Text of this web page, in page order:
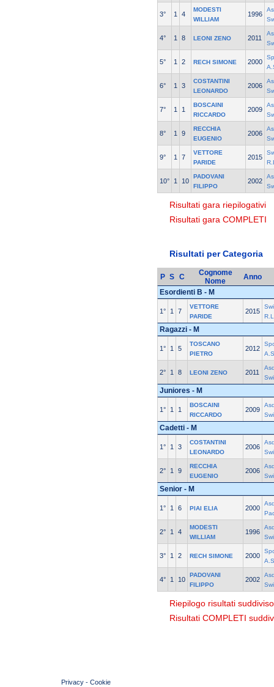
3° 1 4
MODESTI
WILLIAM
1996
4° 1 8 LEONI ZENO 2011
5° 1 2 RECH SIMONE 2000
6° 1 3
COSTANTINI
LEONARDO
2006
7° 1 1
BOSCAINI
RICCARDO
2009
8° 1 9
RECCHIA
EUGENIO
2006
9° 1 7
VETTORE
PARIDE
2015
10° 1 10
PADOVANI
FILIPPO
2002
Risultati gara riepilogativi
Risultati gara COMPLETI
Risultati per Categoria
P S C
Cognome
Nome
Anno
Esordienti B - M
1° 1 7
VETTORE
PARIDE
2015
R.L
Ragazzi - M
1° 1 5
TOSCANO
PIETRO
2012
2° 1 8 LEONI ZENO 2011
Juniores - M
1° 1 1
BOSCAINI
RICCARDO
2009
Cadetti - M
1° 1 3
COSTANTINI
LEONARDO
2006
2° 1 9
RECCHIA
EUGENIO
2006
Senior - M
1° 1 6 PIAI ELIA 2000
2° 1 4
MODESTI
WILLIAM
1996
3° 1 2 RECH SIMONE 2000
4° 1 10
PADOVANI
FILIPPO
2002
Riepilogo risultati
Risultati COMPLETI
Privacy - Cookie